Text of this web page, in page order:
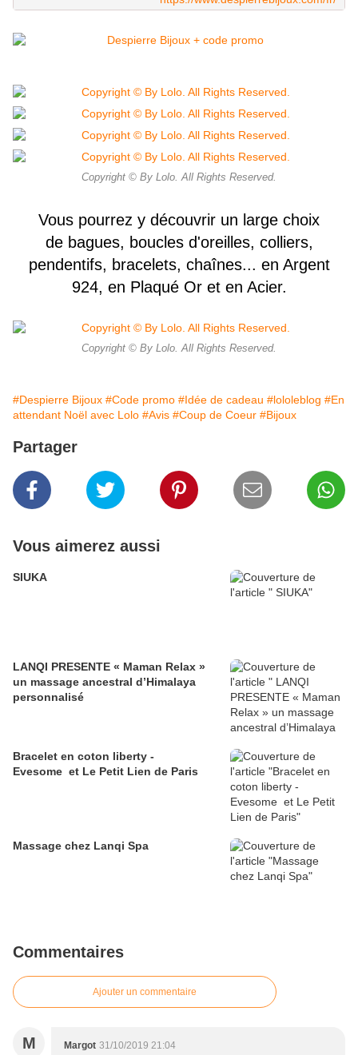
Copyright © By Lolo. All Rights Reserved.
Vous pourrez y découvrir un large choix
de bagues, boucles d'oreilles, colliers,
pendentifs, bracelets, chaînes... en Argent
924, en Plaqué Or et en Acier.
Copyright © By Lolo. All Rights Reserved.
#Despierre Bijoux #Code promo #Idée de cadeau #lololeblog #En
attendant Noël avec Lolo #Avis #Coup de Coeur #Bijoux
Partager
Vous aimerez aussi
SIUKA
LANQI PRESENTE « Maman Relax »
un massage ancestral d’Himalaya
personnalisé
Bracelet en coton liberty -
Evesome et Le Petit Lien de Paris
Massage chez Lanqi Spa
Commentaires
Ajouter un commentaire
M Margot 31/10/2019 21:04